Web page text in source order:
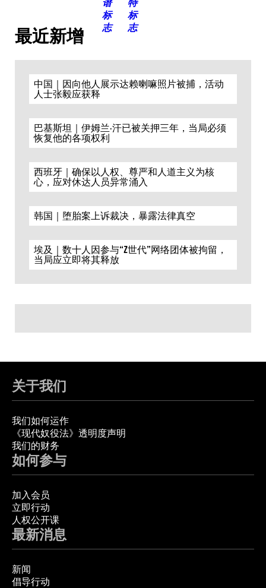
最近新增
中国｜因向他人展示达赖喇嘛照片被捕，活动
人士张毅应获释
巴基斯坦｜伊姆兰·汗已被关押三年，当局必须
恢复他的各项权利
西班牙｜确保以人权、尊严和人道主义为核
心，应对休达人员异常涌入
韩国｜堕胎案上诉裁决，暴露法律真空
埃及｜数十人因参与“Z世代”网络团体被拘留，
当局应立即将其释放
关于我们
我们如何运作
《现代奴役法》透明度声明
我们的财务
如何参与
加入会员
立即行动
人权公开课
最新消息
新闻
倡导行动